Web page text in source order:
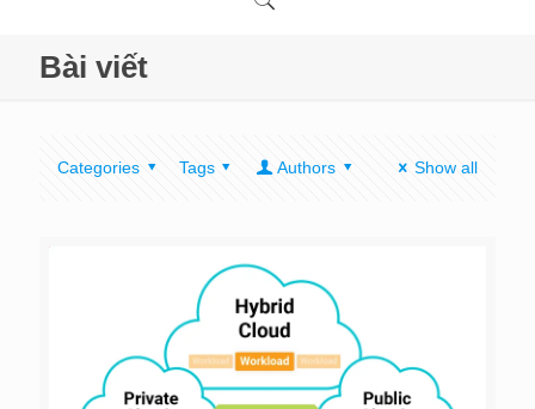
Bài viết
Categories Tags Authors Show all